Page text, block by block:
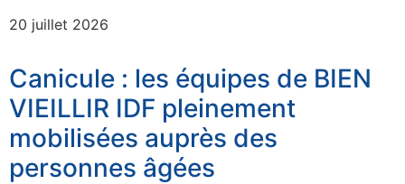
20 juillet 2026
Canicule : les équipes de BIEN
VIEILLIR IDF pleinement
mobilisées auprès des
personnes âgées